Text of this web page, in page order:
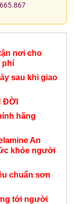
nơi cho
phí
sau khi giao
ĐỜI
hãng
An
khỏe người
chuẩn sơn
tới người